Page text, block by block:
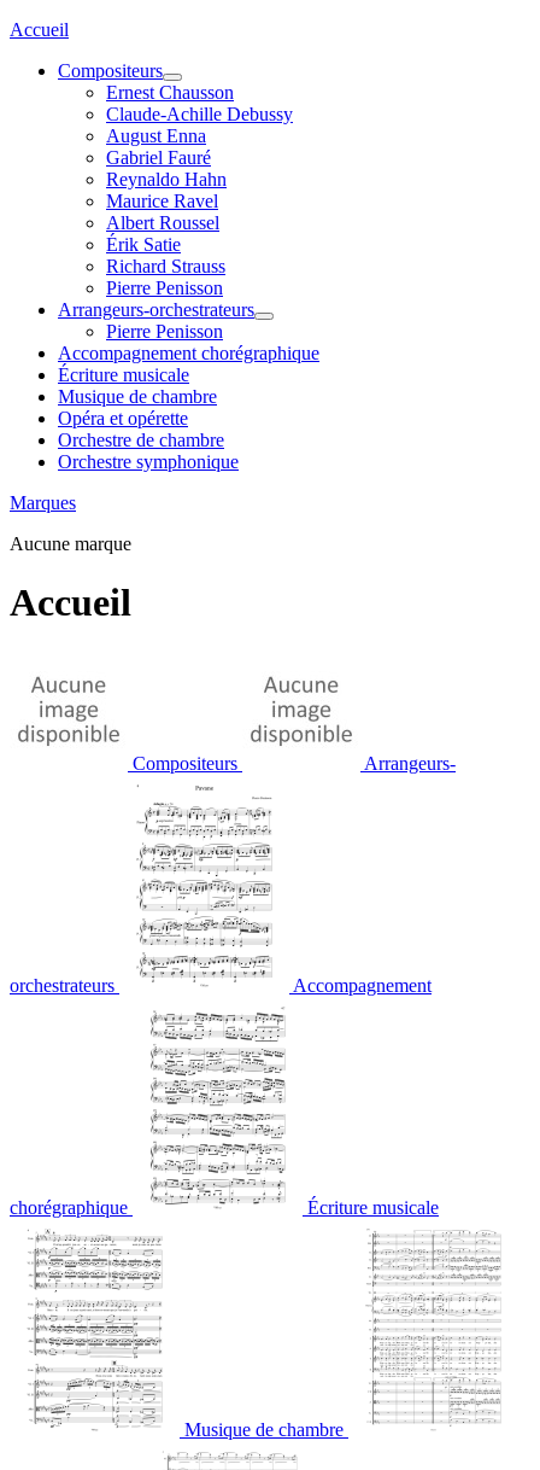
Accueil
Compositeurs
Ernest Chausson
Claude-Achille Debussy
August Enna
Gabriel Fauré
Reynaldo Hahn
Maurice Ravel
Albert Roussel
Érik Satie
Richard Strauss
Pierre Penisson
Arrangeurs-orchestrateurs
Pierre Penisson
Accompagnement chorégraphique
Écriture musicale
Musique de chambre
Opéra et opérette
Orchestre de chambre
Orchestre symphonique
Marques
Aucune marque
Accueil
Compositeurs Arrangeurs-
orchestrateurs Accompagnement
chorégraphique Écriture musicale
Musique de chambre